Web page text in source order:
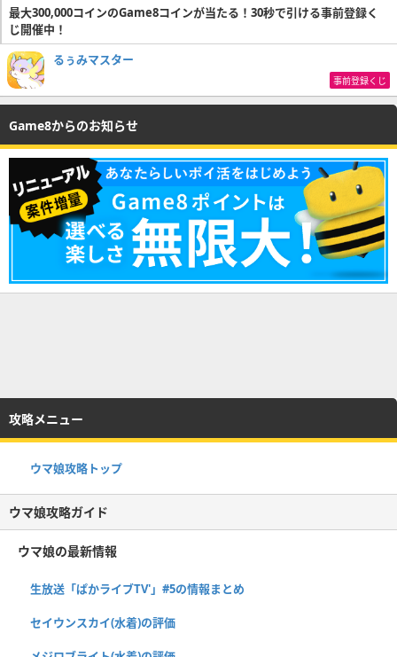
最大300,000コインのGame8コインが当たる！30秒で引ける事前登録く
じ開催中！
るぅみマスター
事前登録くじ
Game8からのお知らせ
攻略メニュー
ウマ娘攻略トップ
ウマ娘攻略ガイド
ウマ娘の最新情報
生放送「ぱかライブTV'」#5の情報まとめ
セイウンスカイ(水着)の評価